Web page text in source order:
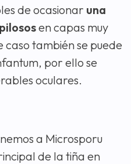
de ocasionar una
en capas muy
caso también se puede
por ello se
oculares.
a Microsporu
de la tiña en